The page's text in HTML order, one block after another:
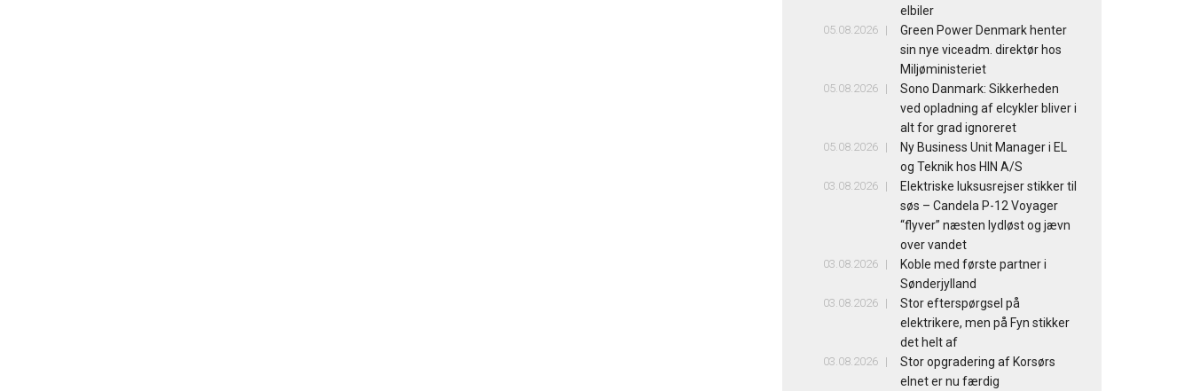
elbiler
05.08.2026
Green Power Denmark henter
sin nye viceadm. direktør hos
Miljøministeriet
05.08.2026
Sono Danmark: Sikkerheden
ved opladning af elcykler bliver i
alt for grad ignoreret
05.08.2026
Ny Business Unit Manager i EL
og Teknik hos HIN A/S
03.08.2026
Elektriske luksusrejser stikker til
søs – Candela P-12 Voyager
“flyver” næsten lydløst og jævn
over vandet
03.08.2026
Koble med første partner i
Sønderjylland
03.08.2026
Stor efterspørgsel på
elektrikere, men på Fyn stikker
det helt af
03.08.2026
Stor opgradering af Korsørs
elnet er nu færdig